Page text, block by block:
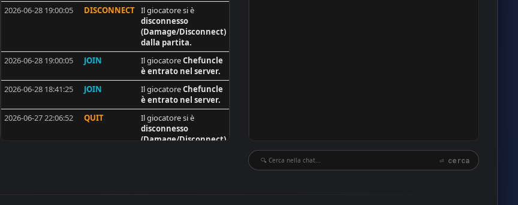
10
9
9
8
8
J0k3R101
man_dao
BAM
d_alb_r
Bazze DK
Pastor39
breloque
dobarkolebac
8
8
2026-06-28 19:00:05
DISCONNECT Il giocatore si è
disconnesso
(Damage/Disconnect)
dalla partita.
2026-06-28 19:00:05
JOIN Il giocatoreChefuncle
è entrato nel server.
2026-06-28 18:41:25
JOIN Il giocatoreChefuncle
è entrato nel server.
2026-06-27 22:06:52
QUIT
Il giocatore si è
disconnesso
(Damage/Disconnect)
⏎ cerca